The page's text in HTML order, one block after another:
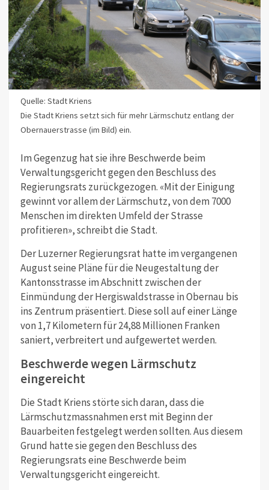
Quelle: Stadt Kriens
Die Stadt Kriens setzt sich für mehr Lärmschutz entlang der
Obernauerstrasse (im Bild) ein.
Im Gegenzug hat sie ihre Beschwerde beim
Verwaltungsgericht gegen den Beschluss des
Regierungsrats zurückgezogen. «Mit der Einigung
gewinnt vor allem der Lärmschutz, von dem 7000
Menschen im direkten Umfeld der Strasse
profitieren», schreibt die Stadt.
Der Luzerner Regierungsrat hatte im vergangenen
August seine Pläne für die Neugestaltung der
Kantonsstrasse im Abschnitt zwischen der
Einmündung der Hergiswaldstrasse in Obernau bis
ins Zentrum präsentiert. Diese soll auf einer Länge
von 1,7 Kilometern für 24,88 Millionen Franken
saniert, verbreitert und aufgewertet werden.
Beschwerde wegen Lärmschutz
eingereicht
Die Stadt Kriens störte sich daran, dass die
Lärmschutzmassnahmen erst mit Beginn der
Bauarbeiten festgelegt werden sollten. Aus diesem
Grund hatte sie gegen den Beschluss des
Regierungsrats eine Beschwerde beim
Verwaltungsgericht eingereicht.